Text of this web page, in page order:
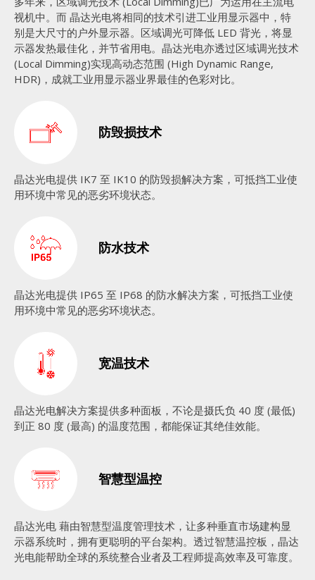
视机中。而 晶达光电将相同的技术引进工业用显示器中，特
别是大尺寸的户外显示器。区域调光可降低 LED 背光，将显
示器发热最佳化，并节省用电。晶达光电亦透过区域调光技术
(Local Dimming)实现高动态范围 (High Dynamic Range,
HDR)，成就工业用显示器业界最佳的色彩对比。
防毁损技术
晶达光电提供 IK7 至 IK10 的防毁损解决方案，可抵挡工业使
用环境中常见的恶劣环境状态。
防水技术
晶达光电提供 IP65 至 IP68 的防水解决方案，可抵挡工业使
用环境中常见的恶劣环境状态。
宽温技术
晶达光电解决方案提供多种面板，不论是摄氏负 40 度 (最低)
到正 80 度 (最高) 的温度范围，都能保证其绝佳效能。
智慧型温控​
晶达光电 藉由智慧型温度管理技术，让多种垂直市场建构显
示器系统时，拥有更聪明的平台架构。透过智慧温控板，晶达
光电能帮助全球的系统整合业者及工程师提高效率及可靠度。